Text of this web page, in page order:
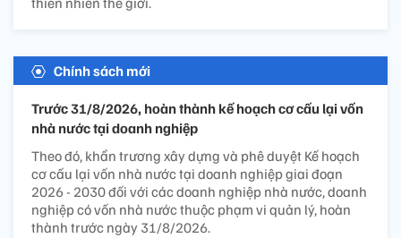
Chính sách mới
Trước 31/8/2026, hoàn thành kế hoạch cơ cấu lại vốn
nhà nước tại doanh nghiệp
Theo đó, khẩn trương xây dựng và phê duyệt Kế hoạch
cơ cấu lại vốn nhà nước tại doanh nghiệp giai đoạn
2026 - 2030 đối với các doanh nghiệp nhà nước, doanh
nghiệp có vốn nhà nước thuộc phạm vi quản lý, hoàn
thành trước ngày 31/8/2026.